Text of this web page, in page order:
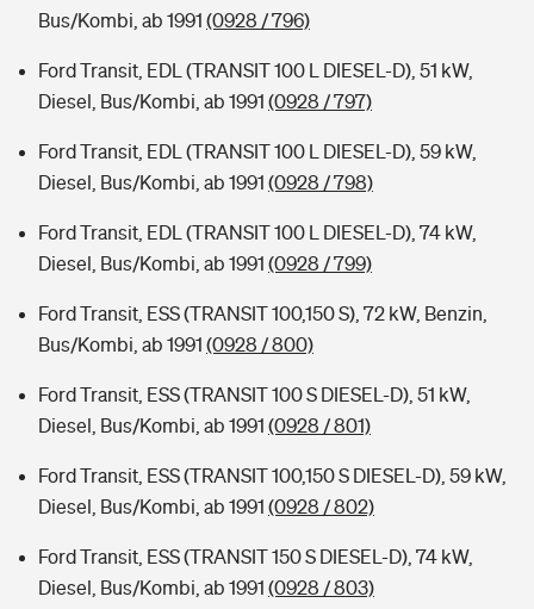
Bus/Kombi, ab 1991 (0928 / 796)
Ford Transit, EDL (TRANSIT 100 L DIESEL-D), 51 kW,
Diesel, Bus/Kombi, ab 1991 (0928 / 797)
Ford Transit, EDL (TRANSIT 100 L DIESEL-D), 59 kW,
Diesel, Bus/Kombi, ab 1991 (0928 / 798)
Ford Transit, EDL (TRANSIT 100 L DIESEL-D), 74 kW,
Diesel, Bus/Kombi, ab 1991 (0928 / 799)
Ford Transit, ESS (TRANSIT 100,150 S), 72 kW, Benzin,
Bus/Kombi, ab 1991 (0928 / 800)
Ford Transit, ESS (TRANSIT 100 S DIESEL-D), 51 kW,
Diesel, Bus/Kombi, ab 1991 (0928 / 801)
Ford Transit, ESS (TRANSIT 100,150 S DIESEL-D), 59 kW,
Diesel, Bus/Kombi, ab 1991 (0928 / 802)
Ford Transit, ESS (TRANSIT 150 S DIESEL-D), 74 kW,
Diesel, Bus/Kombi, ab 1991 (0928 / 803)